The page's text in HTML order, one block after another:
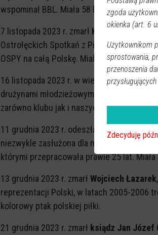
wspominał BBL. Miała 58 lat.
7 listopada 2023 r. zmarł Krzysztof Jaślar ,
Ostrołęckich Spotkań z Piosenką
OSPY na całą Polskę. Miał 76 lat.
16 listopada 2023 r. w wieku 44 lat
drużynami młodzieżowymi tej akademii. -
zarówno klubu jak i naszych
11 grudnia 2023 r. odeszła do wieczności
niezwykle zasłużona dla miejscowej
którymi przepracowała prawie 25 lat.
13 grudnia 2023 r. zmarł Wojciech Łazarek
reprezentacji Polski, w latach 2005-2006
kolorowy ptak polskiej piłki.
21 grudnia 2023 r. zmarł ksiądz Jan Józef
zgoda
okienka (art. 6
Użytkownikom
sprostowania,
przenoszenia
Zdecyduję